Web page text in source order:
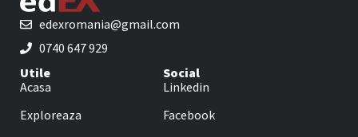
edexromania@gmail.com
0740 647 929
Utile
Acasa
Exploreaza
Social
Linkedin
Facebook